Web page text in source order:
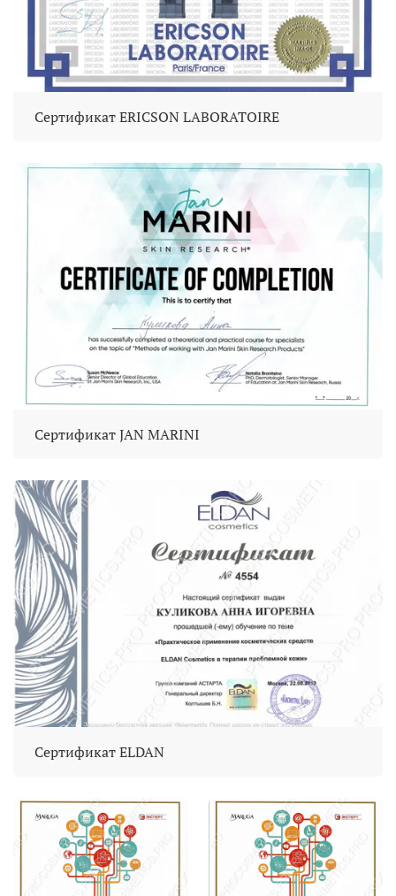
Сертификат ERICSON LABORATOIRE
Сертификат JAN MARINI
Сертификат ELDAN